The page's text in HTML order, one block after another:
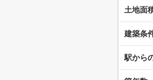
土地面
建築条
駅から